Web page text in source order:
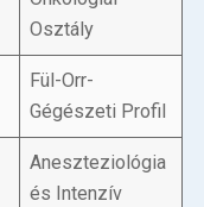
Osztály
Fül-Orr-
Gégészeti Profil
Aneszteziológia
és Intenzív